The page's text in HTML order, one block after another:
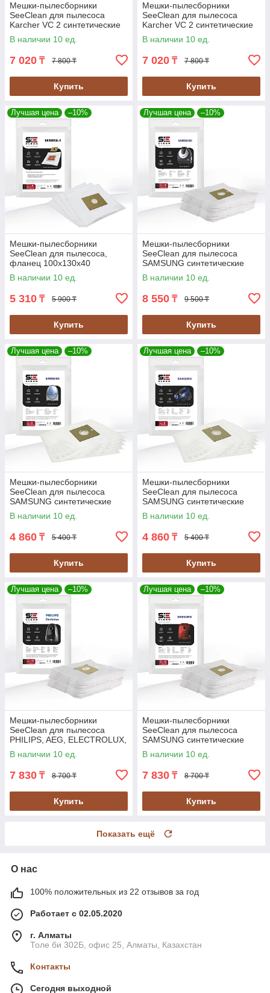
Мешки-пылесборники
SeeClean для пылесоса
Karcher VC 2 синтетические
12шт., 2 фильтра (SBHO-
KRCH-11)
В наличии 10 ед.
7 020 ₸ 7 800 ₸
Купить
Мешки-пылесборники
SeeClean для пылесоса
Karcher VC 2 синтетические
5шт., 1 фильтр (SBHO-KRCH-
01)
В наличии 10 ед.
7 020 ₸ 7 800 ₸
Купить
Лучшая цена –10%
Мешки-пылесборники
SeeClean для пылесоса,
фланец 100x130x40
комплект 4шт., 1 фильтр
(SBHO-UNL2)
В наличии 10 ед.
5 310 ₸ 5 900 ₸
Купить
Лучшая цена –10%
Мешки-пылесборники
SeeClean для пылесоса
SAMSUNG синтетические
12шт., 2 фильтра (SBHO-
SAMS-16)
В наличии 10 ед.
8 550 ₸ 9 500 ₸
Купить
Лучшая цена –10%
Мешки-пылесборники
SeeClean для пылесоса
SAMSUNG синтетические
5шт., 1 фильтр (SBHO-SAMS-
06)
В наличии 10 ед.
4 860 ₸ 5 400 ₸
Купить
Лучшая цена –10%
Мешки-пылесборники
SeeClean для пылесоса
SAMSUNG синтетические
5шт., 1 фильтр (SBHO-SAMS-
01)
В наличии 10 ед.
4 860 ₸ 5 400 ₸
Купить
Лучшая цена –10%
Мешки-пылесборники
SeeClean для пылесоса
PHILIPS, AEG, ELECTROLUX,
ZANUSSI 12шт, 2 фильтра
(SBHO-PHPS-11)
В наличии 10 ед.
7 830 ₸ 8 700 ₸
Купить
Лучшая цена –10%
Мешки-пылесборники
SeeClean для пылесоса
SAMSUNG синтетические
12шт., 2 фильтра (SBHO-
SAMS-11)
В наличии 10 ед.
7 830 ₸ 8 700 ₸
Купить
Показать ещё
О нас
100% положительных из 22 отзывов за год
Работает с 02.05.2020
г. Алматы
Толе би 302Б, офис 25, Алматы, Казахстан
Контакты
Сегодня выходной